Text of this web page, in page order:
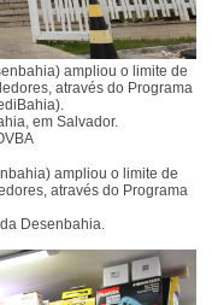
ampliou o limite de
através do Programa
em Salvador.
ampliou o limite de
através do Programa
Desenbahia.